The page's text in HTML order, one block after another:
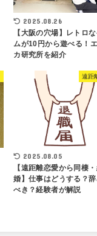
2025.08.26
【大阪の穴場】レトロ
ムが10円から遊べる！
カ研究所を紹介
遠距
2025.08.05
【遠距離恋愛から同棲
婚】仕事はどうする？
べき？経験者が解説